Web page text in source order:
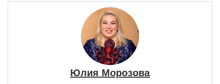
Юлия Морозова